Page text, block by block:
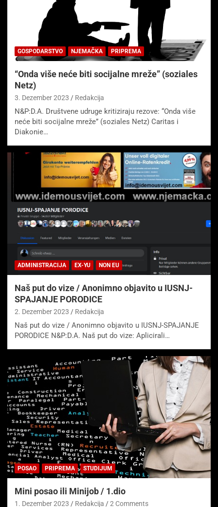
GOSPODARSTVO NJEMAČKA PRIPREMA
“Onda više neće biti socijalne mreže” (soziales
Netz)
3. Dezember 2023 Redakcija
N&P:D.A. Društvene udruge kritiziraju rezove: “Onda više
neće biti socijalne mreže” (soziales Netz) Caritas i
Diakonie…
ADMINISTRACIJA EX-YU NON EU
Naš put do vize / Anonimno objavito u IUSNJ-
SPAJANJE PORODICE
2. Dezember 2023 Redakcija
Naš put do vize / Anonimno objavito u IUSNJ-SPAJANJE
PORODICE N&P:D.A. Naš put do vize: Aplicirali…
POSAO PRIPREMA STUDIJUM
Mini posao ili Minijob / 1.dio
1. Dezember 2023 Redakcija 2 Comments